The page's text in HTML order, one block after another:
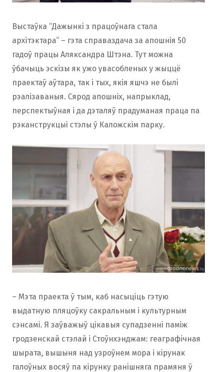
Выстаўка “Дажынкі з працоўнага стала
архітэктара” – гэта справаздача за апошнія 50
гадоў працы Аляксандра Штэна. Тут можна
ўбачыць эскізы як ужо увасобленых у жыццё
праектаў аўтара, так і тых, якія яшчэ не былі
рэалізаваныя. Сярод апошніх, напрыклад,
перспектыўная і да дэталяў прадуманая праца па
рэканструкцыі стэлы ў Каложскім парку.
– Мэта праекта ў тым, каб насыціць гэтую
выдатную пляцоўку сакральным і культурным
сэнсамі. Я заўважыў цікавыя супадзенні паміж
гродзенскай стэлай і Стоўнхэнджам: геаграфічная
шырата, вышыня над узроўнем мора і кірунак
галоўных восяў па кірунку ранішняга прамяня ў